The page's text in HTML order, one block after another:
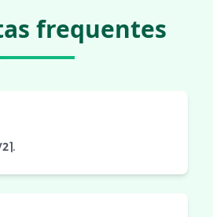
frequentes
.